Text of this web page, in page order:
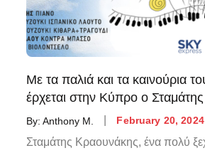
Με τα παλιά και τα καινούρια
έρχεται στην Κύπρο ο
By:Anthony M. February 20, 2024
Σταμάτης Κραουνάκης, ένα πολύ